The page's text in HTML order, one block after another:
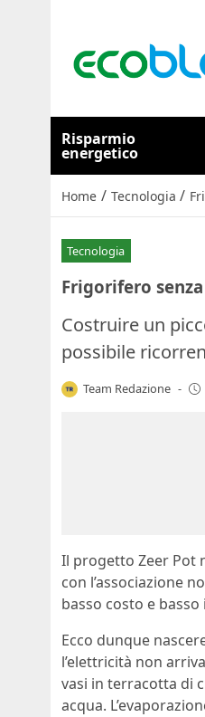
Risparmio
energetico
Home / Tecnologia /
Tecnologia
Frigorifero
Costruire un
possibile
Team Redazione -
Il progetto Zeer Pot
con l’associazione
basso costo e
Ecco dunque
l’elettricità non
vasi in terracotta di
acqua.